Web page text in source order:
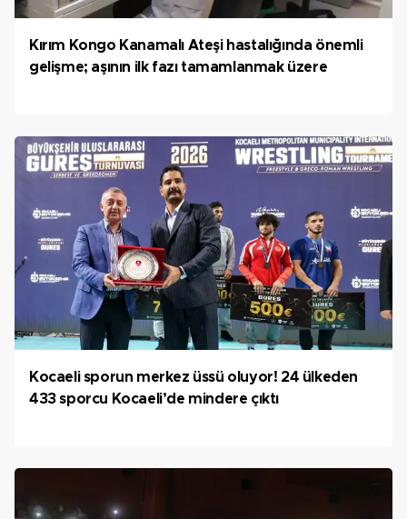
Kırım Kongo Kanamalı Ateşi hastalığında önemli
gelişme; aşının ilk fazı tamamlanmak üzere
Kocaeli sporun merkez üssü oluyor! 24 ülkeden
433 sporcu Kocaeli’de mindere çıktı